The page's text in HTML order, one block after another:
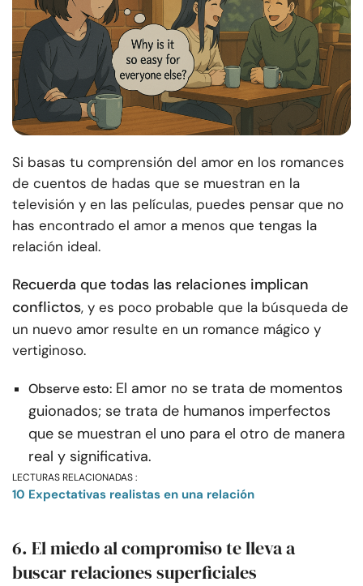
Si basas tu comprensión del amor en los romances
de cuentos de hadas que se muestran en la
televisión y en las películas, puedes pensar que no
has encontrado el amor a menos que tengas la
relación ideal.
Recuerda que todas las relaciones implican
conflictos, y es poco probable que la búsqueda de
un nuevo amor resulte en un romance mágico y
vertiginoso.
Observe esto: El amor no se trata de momentos
guionados; se trata de humanos imperfectos
que se muestran el uno para el otro de manera
real y significativa.
LECTURAS RELACIONADAS :
10 Expectativas realistas en una relación
6. El miedo al compromiso te lleva a
buscar relaciones superficiales